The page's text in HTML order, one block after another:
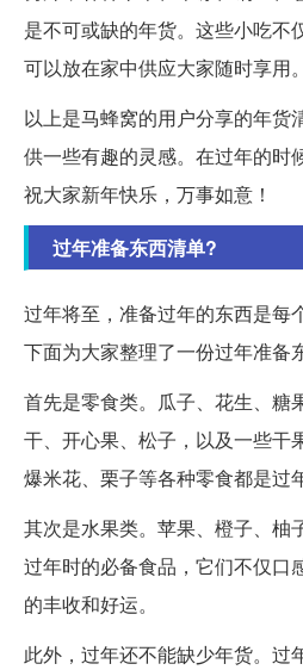
是不可或缺的年货。这些小吃不
可以放在家中供应大家随时享用。
以上是马蜂窝的用户分享的年货
供一些有趣的灵感。在过年的时
祝大家新年快乐，万事如意！
过年准备东西清单?
过年将至，准备过年的东西是每
下面为大家整理了一份过年准备
首先是零食类。瓜子、花生、糖
干、开心果、松子，以及一些干
爆米花、栗子等各种零食都是过
其次是水果类。苹果、橙子、柚
过年时的必备食品，它们不仅口
的丰收和好运。
此外，过年还不能缺少年货。过